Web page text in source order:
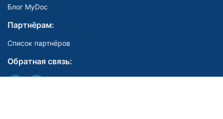
Блог MyDoc
Партнёрам:
Список партнёров
Обратная связь: